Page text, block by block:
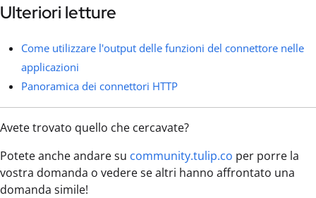
Ulteriori letture
Come utilizzare l'output delle funzioni del connettore nelle
applicazioni
Panoramica dei connettori HTTP
Avete trovato quello che cercavate?
Potete anche andare su community.tulip.co per porre la
vostra domanda o vedere se altri hanno affrontato una
domanda simile!